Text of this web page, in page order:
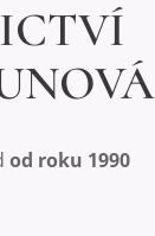
od roku 1990